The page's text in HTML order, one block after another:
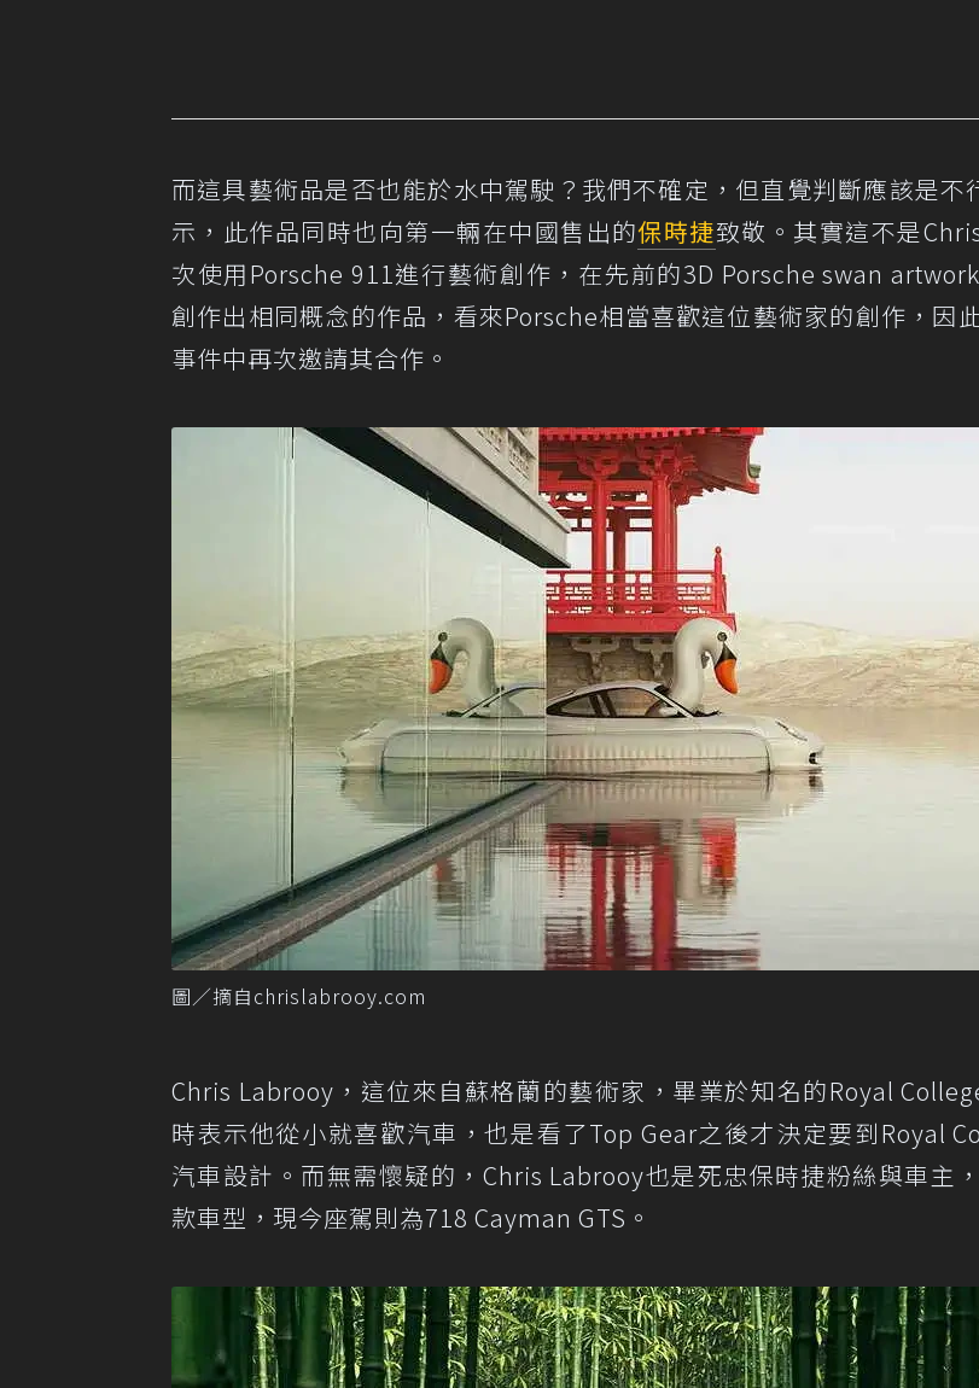
而這具藝術品是否也能於水中駕駛？我們不確定，但直覺判斷應該是不
示，此作品同時也向第一輛在中國售出的保時捷致敬。其實這不是
次使用Porsche 911進行藝術創作，在先前的3D Porsche swan
創作出相同概念的作品，看來Porsche相當喜歡這位藝術家的創作，因
事件中再次邀請其合作。
圖／摘自chrislabrooy.com
Chris Labrooy，這位來自蘇格蘭的藝術家，畢業於知名的Royal
時表示他從小就喜歡汽車，也是看了Top Gear之後才決定要到Royal
汽車設計。而無需懷疑的，Chris Labrooy也是死忠保時捷粉絲與車主
款車型，現今座駕則為718 Cayman GTS。